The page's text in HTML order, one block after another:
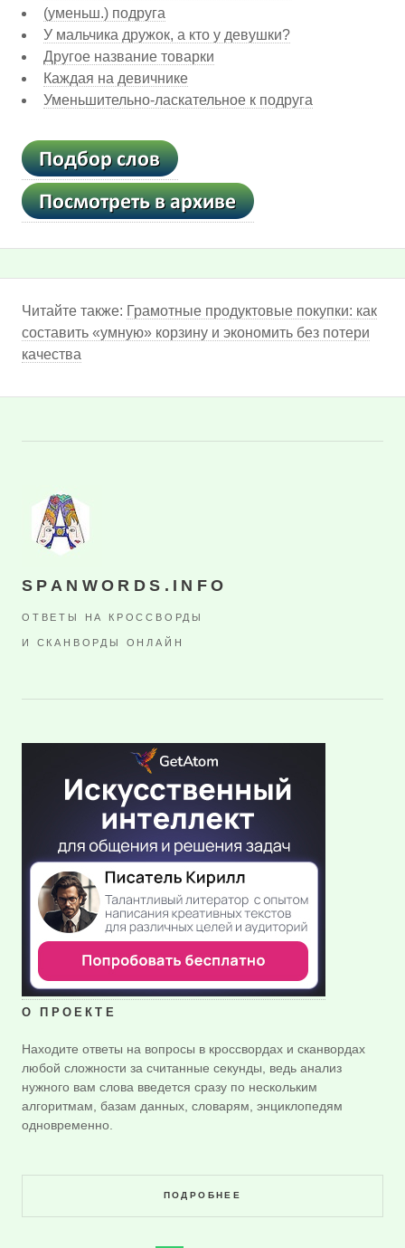
(уменьш.) подруга
У мальчика дружок, а кто у девушки?
Другое название товарки
Каждая на девичнике
Уменьшительно-ласкательное к подруга
Читайте также: Грамотные продуктовые покупки: как
составить «умную» корзину и экономить без потери
качества
SPANWORDS.INFO
ОТВЕТЫ НА КРОССВОРДЫ
И СКАНВОРДЫ ОНЛАЙН
О ПРОЕКТЕ
Находите ответы на вопросы в кроссвордах и сканвордах
любой сложности за считанные секунды, ведь анализ
нужного вам слова введется сразу по нескольким
алгоритмам, базам данных, словарям, энциклопедям
одновременно.
ПОДРОБНЕЕ